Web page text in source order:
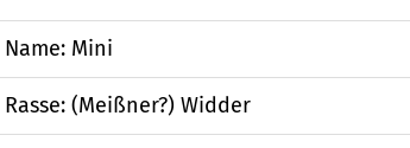
Name: Mini
Rasse: (Meißner?) Widder